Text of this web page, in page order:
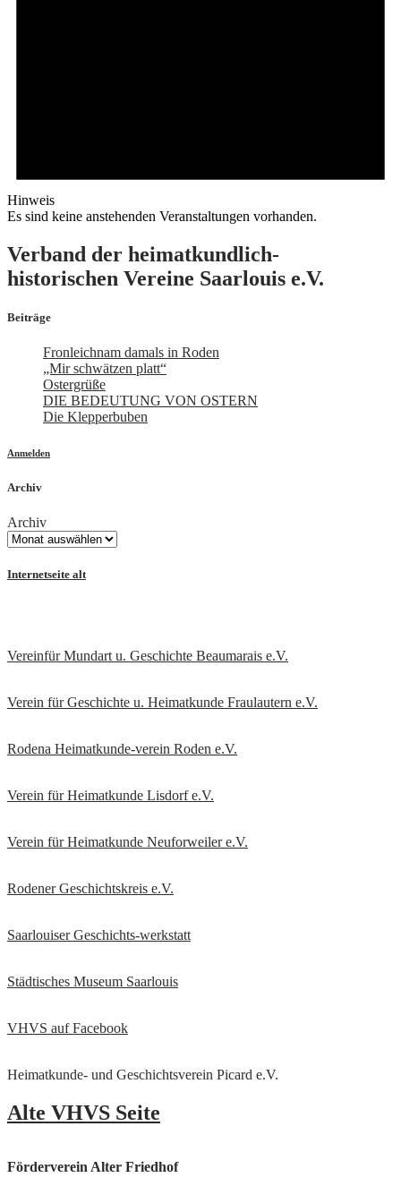
Hinweis
Es sind keine anstehenden Veranstaltungen vorhanden.
Verband der heimatkundlich-
historischen Vereine Saarlouis e.V.
Beiträge
Fronleichnam damals in Roden
„Mir schwätzen platt“
Ostergrüße
DIE BEDEUTUNG VON OSTERN
Die Klepperbuben
Anmelden
Archiv
Archiv
Internetseite alt
Vereinfür Mundart u. Geschichte Beaumarais e.V.
Verein für Geschichte u. Heimatkunde Fraulautern e.V.
Rodena Heimatkunde-verein Roden e.V.
Verein für Heimatkunde Lisdorf e.V.
Verein für Heimatkunde Neuforweiler e.V.
Rodener Geschichtskreis e.V.
Saarlouiser Geschichts-werkstatt
Städtisches Museum Saarlouis
VHVS auf Facebook
Heimatkunde- und Geschichtsverein Picard e.V.
Alte VHVS Seite
Förderverein Alter Friedhof